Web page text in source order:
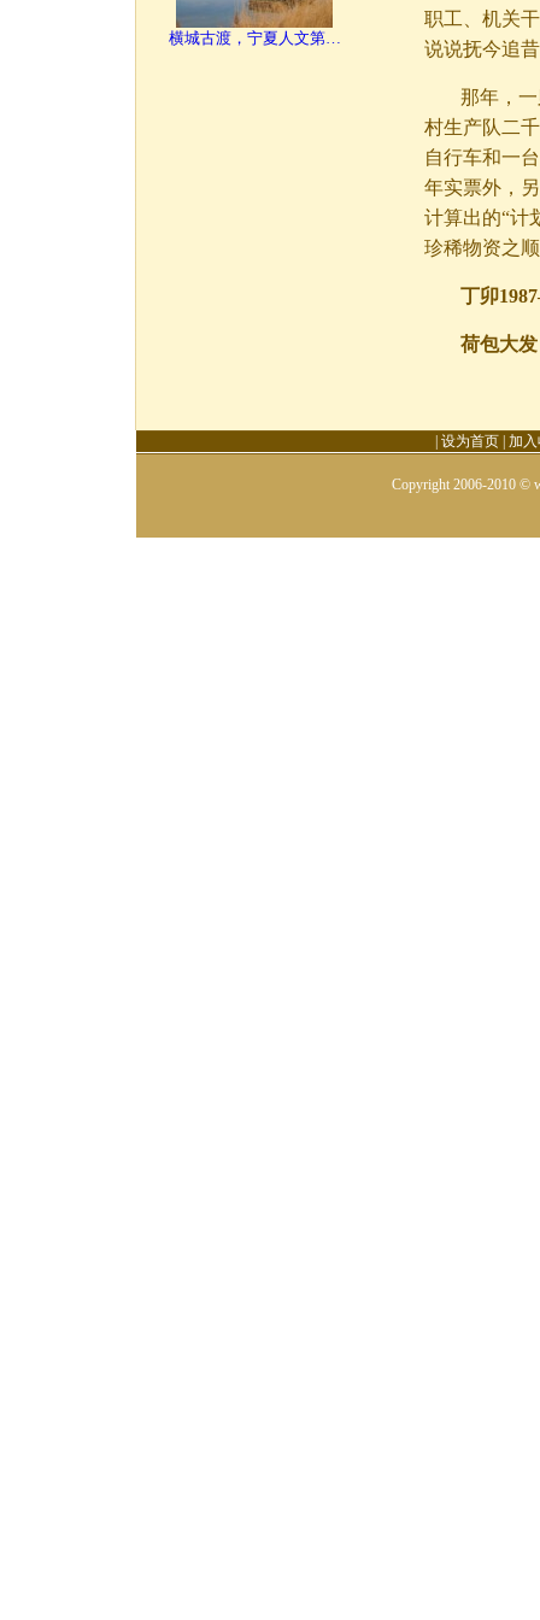
横城古渡，宁夏人文第…
职工、机关
说说抚今追
那年，
村生产队二
自行车和一
年实票外，
计算出的“计
珍稀物资之
丁卯
荷包大
设为首页 加
Copyright 2006-2010 ©